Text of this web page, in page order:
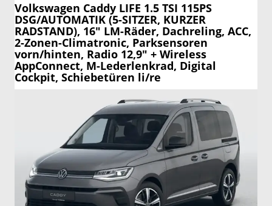
Volkswagen Caddy LIFE 1.5 TSI 115PS
DSG/AUTOMATIK (5-SITZER, KURZER
RADSTAND), 16" LM-Räder, Dachreling, ACC,
2-Zonen-Climatronic, Parksensoren
vorn/hinten, Radio 12,9" + Wireless
AppConnect, M-Lederlenkrad, Digital
Cockpit, Schiebetüren li/re